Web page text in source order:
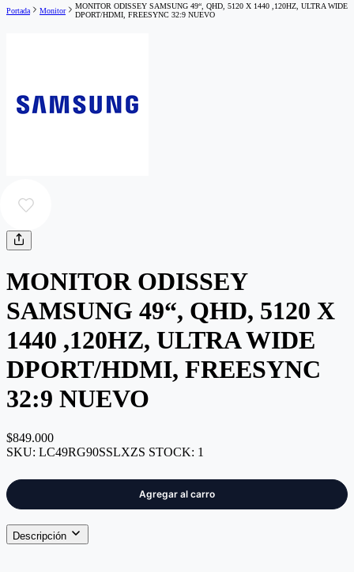
Portada Monitor
MONITOR ODISSEY SAMSUNG 49“, QHD, 5120 X 1440 ,120HZ, ULTRA WIDE
DPORT/HDMI, FREESYNC 32:9 NUEVO
MONITOR ODISSEY
SAMSUNG 49“, QHD, 5120 X
1440 ,120HZ, ULTRA WIDE
DPORT/HDMI, FREESYNC
32:9 NUEVO
$849.000
SKU: LC49RG90SSLXZS STOCK: 1
Descripción